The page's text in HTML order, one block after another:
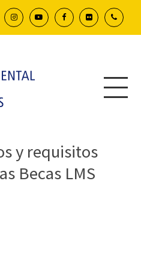
y requisitos
Becas LMS